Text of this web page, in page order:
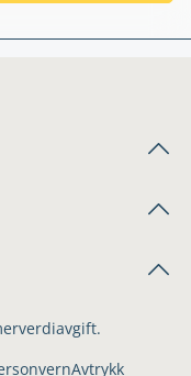
Avtrykk